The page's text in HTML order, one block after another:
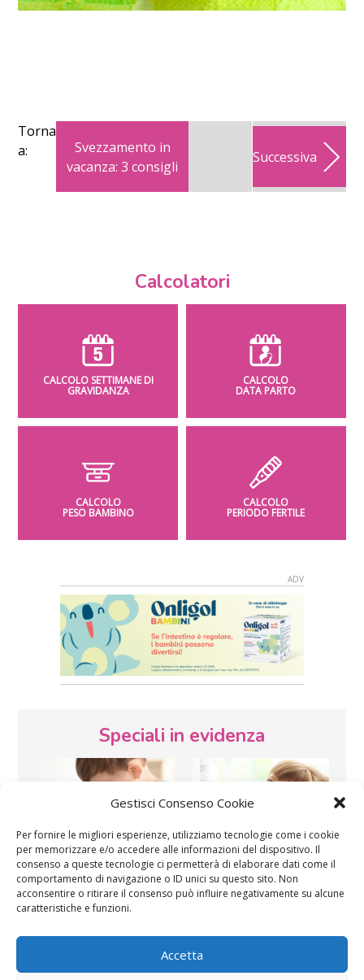
Gestisci Consenso Cookie
Per fornire le migliori esperienze, utilizziamo tecnologie come i cookie
per memorizzare e/o accedere alle informazioni del dispositivo. Il
consenso a queste tecnologie ci permetterà di elaborare dati come il
comportamento di navigazione o ID unici su questo sito. Non
acconsentire o ritirare il consenso può influire negativamente su alcune
caratteristiche e funzioni.
Accetta
Torna
a:
Svezzamento in
vacanza: 3 consigli
Successiva
Calcolatori
CALCOLO SETTIMANE DI
GRAVIDANZA
CALCOLO
DATA PARTO
CALCOLO
PESO BAMBINO
CALCOLO
PERIODO FERTILE
Speciali in evidenza
Vaccini SOS Pediatra